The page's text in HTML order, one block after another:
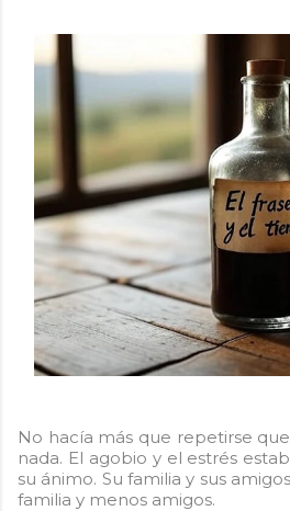
No hacía más que repetirse
nada. El agobio y el estrés
su ánimo. Su familia y sus
familia y menos amigos.